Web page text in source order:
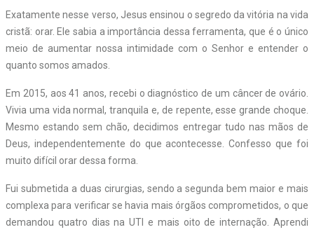
Exatamente nesse verso, Jesus ensinou o segredo da vitória na vida
cristã: orar. Ele sabia a importância dessa ferramenta, que é o único
meio de aumentar nossa intimidade com o Senhor e entender o
quanto somos amados.
Em 2015, aos 41 anos, recebi o diagnóstico de um câncer de ovário.
Vivia uma vida normal, tranquila e, de repente, esse grande choque.
Mesmo estando sem chão, decidimos entregar tudo nas mãos de
Deus, independentemente do que acontecesse. Confesso que foi
muito difícil orar dessa forma.
Fui submetida a duas cirurgias, sendo a segunda bem maior e mais
complexa para verificar se havia mais órgãos comprometidos, o que
demandou quatro dias na UTI e mais oito de internação. Aprendi